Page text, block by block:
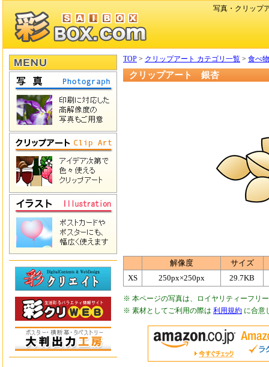
写真・クリップ
TOP > クリップアート カテゴリ一覧 > 食べ
クリップアート 銀杏
解像度
サイズ
XS
250px×250px 29.7KB
※ 本ページの写真は、ロイヤリティーフリ
※ 素材としてご利用の際は 利用規約 に合意